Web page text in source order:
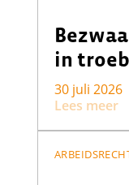
in
30 juli 2026
Lees meer